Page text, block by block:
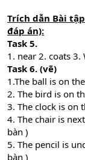
Trích dẫn Bài
đáp án):
Task 5.
1. near 2. coats 3.
Task 6. (vẽ)
1.The ball is on
2. The bird is on
3. The clock is on
4. The chair is
bàn )
5. The pencil is
bàn )